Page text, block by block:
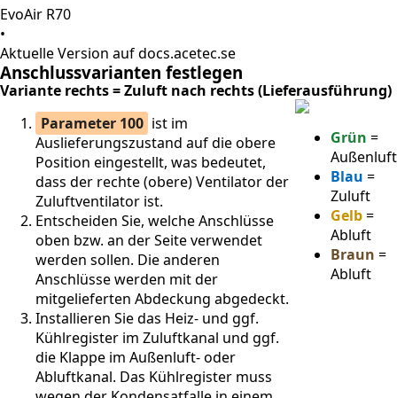
EvoAir R70
•
Aktuelle Version auf docs.acetec.se
Anschlussvarianten festlegen
Variante rechts = Zuluft nach rechts (Lieferausführung)
Parameter 100 ist im
Auslieferungszustand auf die obere
Position eingestellt, was bedeutet,
dass der rechte (obere) Ventilator der
Zuluftventilator ist.
Entscheiden Sie, welche Anschlüsse
oben bzw. an der Seite verwendet
werden sollen. Die anderen
Anschlüsse werden mit der
mitgelieferten Abdeckung abgedeckt.
Installieren Sie das Heiz- und ggf.
Kühlregister im Zuluftkanal und ggf.
die Klappe im Außenluft- oder
Abluftkanal. Das Kühlregister muss
Grün =
Außenluft
Blau =
Zuluft
Gelb=
Abluft
Braun =
Abluft